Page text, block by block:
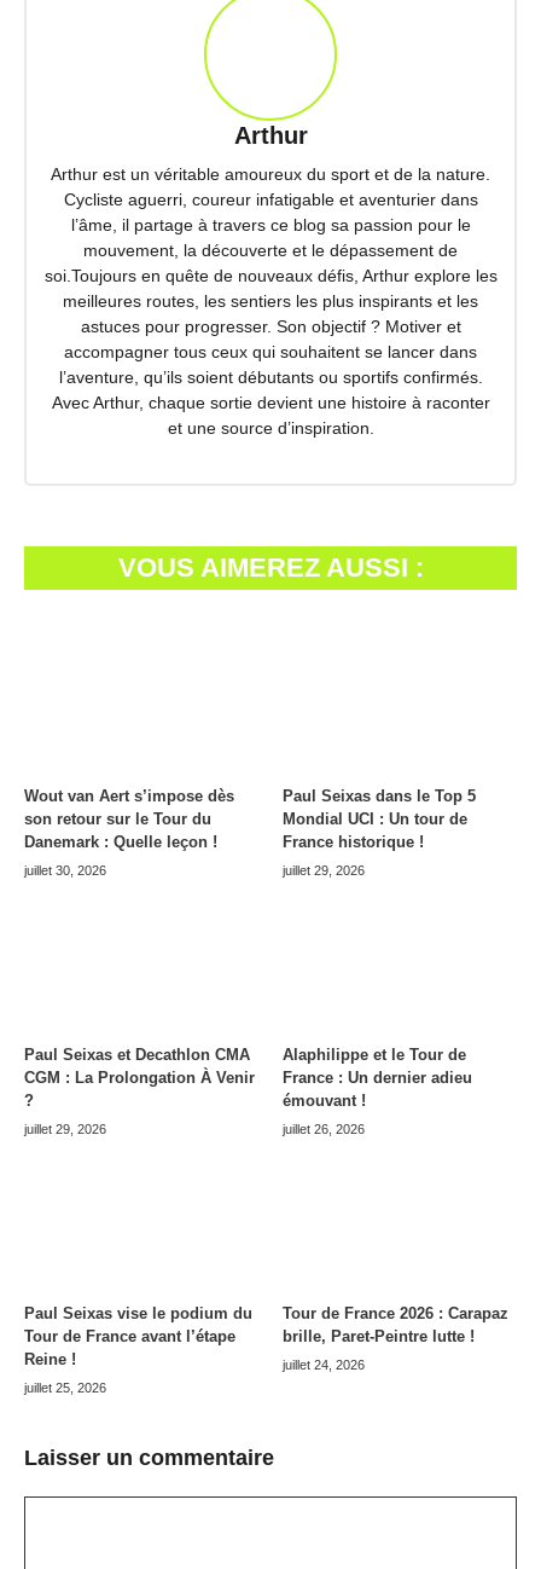
Arthur
Arthur est un véritable amoureux du sport et de la nature.
Cycliste aguerri, coureur infatigable et aventurier dans
l’âme, il partage à travers ce blog sa passion pour le
mouvement, la découverte et le dépassement de
soi.Toujours en quête de nouveaux défis, Arthur explore les
meilleures routes, les sentiers les plus inspirants et les
astuces pour progresser. Son objectif ? Motiver et
accompagner tous ceux qui souhaitent se lancer dans
l’aventure, qu’ils soient débutants ou sportifs confirmés.
Avec Arthur, chaque sortie devient une histoire à raconter
et une source d’inspiration.
VOUS AIMEREZ AUSSI :
Wout van Aert s’impose dès
son retour sur le Tour du
Danemark : Quelle leçon !
juillet 30, 2026
Paul Seixas dans le Top 5
Mondial UCI : Un tour de
France historique !
juillet 29, 2026
Paul Seixas et Decathlon CMA
CGM : La Prolongation À Venir
?
juillet 29, 2026
Alaphilippe et le Tour de
France : Un dernier adieu
émouvant !
juillet 26, 2026
Paul Seixas vise le podium du
Tour de France avant l’étape
Reine !
juillet 25, 2026
Tour de France 2026 : Carapaz
brille, Paret-Peintre lutte !
juillet 24, 2026
Laisser un commentaire